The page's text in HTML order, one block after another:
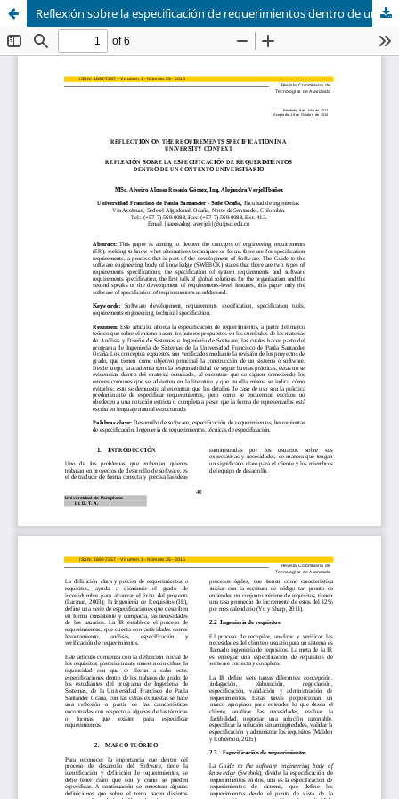
Reflexión sobre la especificación de requerimientos dentro de un contexto universitario